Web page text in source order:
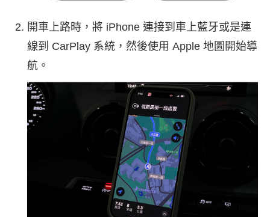
開車上路時，將 iPhone 連接到車上藍牙或是連
線到 CarPlay 系統，然後使用 Apple 地圖開始導
航。